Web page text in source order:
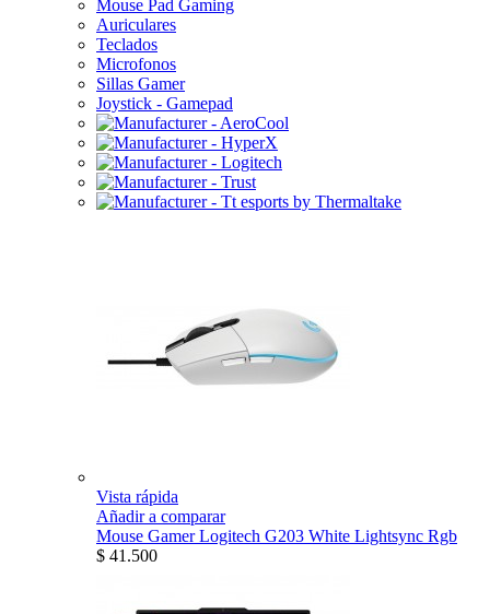
Mouse Pad Gaming
Auriculares
Teclados
Microfonos
Sillas Gamer
Joystick - Gamepad
Vista rápida
Añadir a comparar
Mouse Gamer Logitech G203 White Lightsync Rgb
$ 41.500